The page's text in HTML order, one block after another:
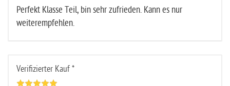
Perfekt Klasse Teil, bin sehr zufrieden. Kann es nur
weiterempfehlen.
Verifizierter Kauf *